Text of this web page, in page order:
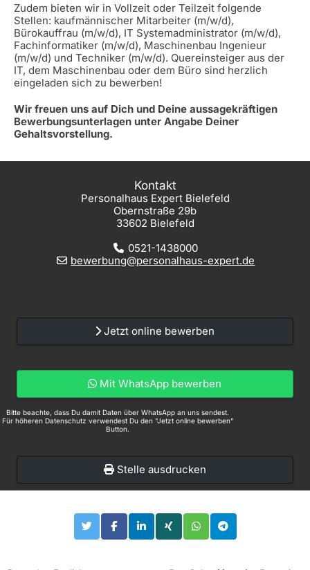
Zudem bieten wir in Vollzeit oder Teilzeit folgende
Stellen: kaufmännischer Mitarbeiter (m/w/d),
Bürokauffrau (m/w/d), IT Systemadministrator (m/w/d),
Fachinformatiker (m/w/d), Maschinenbau Ingenieur
(m/w/d) und Techniker (m/w/d). Quereinsteiger aus der
IT, dem Maschinenbau oder dem Büro sind herzlich
eingeladen sich zu bewerben!
Wir freuen uns auf Dich und Deine aussagekräftigen
Bewerbungsunterlagen unter Angabe Deiner
Gehaltsvorstellung.
Kontakt
Personalhaus Expert Bielefeld
Obernstraße 29b
33602 Bielefeld
0521-1438000
bewerbung@personalhaus-expert.de
Jetzt online bewerben
Mit WhatsApp bewerben
Bitte beachte, dass Du damit Daten über WhatsApp an uns sendest.
Für höheren Datenschutz verwendest Du den "Jetzt online bewerben"
Button.
Stelle ausdrucken